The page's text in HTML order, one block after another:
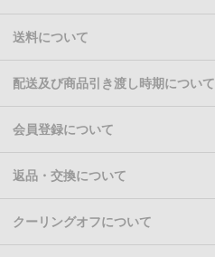
送料について
配送及び商品引き渡し時期について
会員登録について
返品・交換について
クーリングオフについて